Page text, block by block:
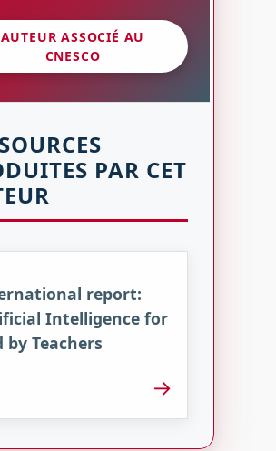
AUTEUR ASSOCIÉ AU
CNESCO
PAR CET
report:
Intelligence for
by Teachers
→